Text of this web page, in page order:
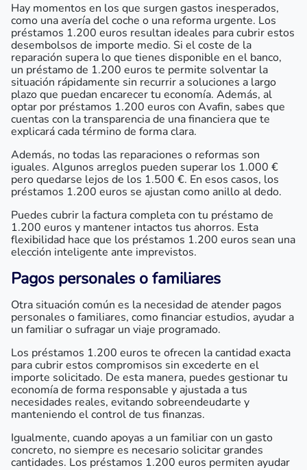
Hay momentos en los que surgen gastos inesperados,
como una avería del coche o una reforma urgente. Los
préstamos 1.200 euros resultan ideales para cubrir estos
desembolsos de importe medio. Si el coste de la
reparación supera lo que tienes disponible en el banco,
un préstamo de 1.200 euros te permite solventar la
situación rápidamente sin recurrir a soluciones a largo
plazo que puedan encarecer tu economía. Además, al
optar por préstamos 1.200 euros con Avafin, sabes que
cuentas con la transparencia de una financiera que te
explicará cada término de forma clara.
Además, no todas las reparaciones o reformas son
iguales. Algunos arreglos pueden superar los 1.000 €
pero quedarse lejos de los 1.500 €. En esos casos, los
préstamos 1.200 euros se ajustan como anillo al dedo.
Puedes cubrir la factura completa con tu préstamo de
1.200 euros y mantener intactos tus ahorros. Esta
flexibilidad hace que los préstamos 1.200 euros sean una
elección inteligente ante imprevistos.
Pagos personales o familiares
Otra situación común es la necesidad de atender pagos
personales o familiares, como financiar estudios, ayudar a
un familiar o sufragar un viaje programado.
Los préstamos 1.200 euros te ofrecen la cantidad exacta
para cubrir estos compromisos sin excederte en el
importe solicitado. De esta manera, puedes gestionar tu
economía de forma responsable y ajustada a tus
necesidades reales, evitando sobreendeudarte y
manteniendo el control de tus finanzas.
Igualmente, cuando apoyas a un familiar con un gasto
concreto, no siempre es necesario solicitar grandes
cantidades. Los préstamos 1.200 euros permiten ayudar